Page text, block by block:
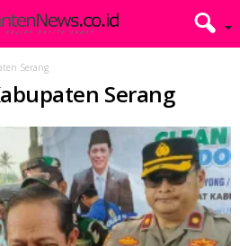
Serang
Serang